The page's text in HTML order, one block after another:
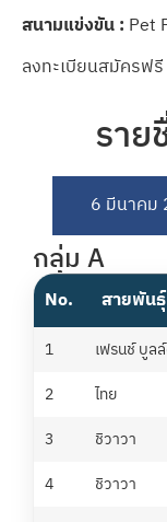
สนามแข่งขัน: Pet
ลงทะเบียนสมัครฟรี
รา
6 มีนาคม​
กลุ่ม A
No. สายพัน
1 เฟรนช์ บูล
2
ไทย
3
ชิวาวา
4
ชิวาวา